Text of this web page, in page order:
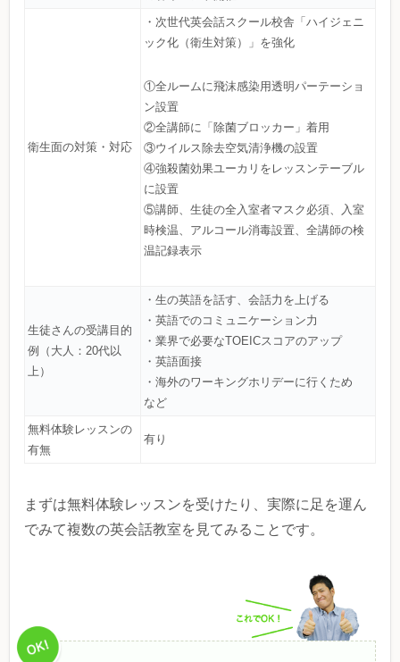
衛生面の対策・対応
・次世代英会話スクール校舎「ハイジェニ
ック化（衛生対策）」を強化
①全ルームに飛沫感染用透明パーテーショ
ン設置
②全講師に「除菌ブロッカー」着用
③ウイルス除去空気清浄機の設置
④強殺菌効果ユーカリをレッスンテーブル
に設置
⑤講師、生徒の全入室者マスク必須、入室
時検温、アルコール消毒設置、全講師の検
温記録表示
生徒さんの受講目的
例（大人：20代以
上）
・生の英語を話す、会話力を上げる
・英語でのコミュニケーション力
・業界で必要なTOEICスコアのアップ
・英語面接
・海外のワーキングホリデーに行くため
など
無料体験レッスンの
有無
有り
まずは無料体験レッスンを受けたり、実際に足を運ん
でみて複数の英会話教室を見てみることです。